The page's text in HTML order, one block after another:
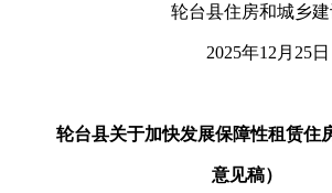
轮台县住房和城乡
2025年12月25日
轮台县关于加快发展保障性租赁住
意见稿）